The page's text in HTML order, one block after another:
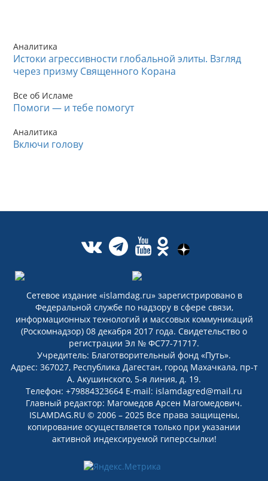
Аналитика
Истоки агрессивности глобальной элиты. Взгляд
через призму Священного Корана
Все об Исламе
Помоги — и тебе помогут
Аналитика
Включи голову
Сетевое издание «islamdag.ru» зарегистрировано в
Федеральной службе по надзору в сфере связи,
информационных технологий и массовых коммуникаций
(Роскомнадзор) 08 декабря 2017 года. Свидетельство о
регистрации Эл № ФС77-71717.
Учредитель: Благотворительный фонд «Путь».
Адрес: 367027, Республика Дагестан, город Махачкала, пр-т
А. Акушинского, 5-я линия, д. 19.
Телефон: +79884323664 E-mail: islamdagred@mail.ru
Главный редактор: Магомедов Арсен Магомедович.
ISLAMDAG.RU © 2006 – 2025 Все права защищены,
копирование осуществляется только при указании
активной индексируемой гиперссылки!